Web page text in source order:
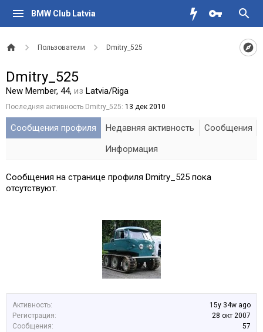
BMW Club Latvia
Пользователи Dmitry_525
Активность:
15y 34w ago
Регистрация:
28 окт 2007
Сообщения:
57
Dmitry_525
New Member, 44, из Latvia/Riga
Последняя активность Dmitry_525: 13 дек 2010
Сообщения профиля Недавняя активность
Сообщения
Информация
Сообщения на странице профиля Dmitry_525 пока
отсутствуют.